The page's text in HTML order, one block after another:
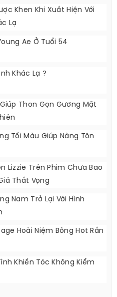
Khen Khi Xuất Hiện Với
Lạ
Ae Ở Tuổi 54
Khác Lạ ?
Thon Gọn Gương Mặt
Tối Màu Giúp Nàng Tôn
Lizzie Trên Phim Chưa Bao
Thất Vọng
Nam Trở Lại Với Hình
Hoài Niệm Bỗng Hot Rần
Khiến Tóc Không Kiểm